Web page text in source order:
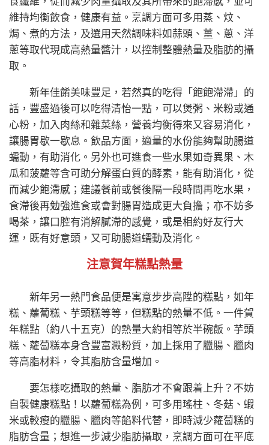
維持均衡飲食，健康有益。烹調方面可多用蒸、炆、
焗、煮的方法，及選用天然調味料如蒜頭、薑、蔥、洋
蔥等取代現成高熱量醬汁，以控制整體熱量及脂肪的攝
取。
新年佳餚美味豐足，若然真的吃得「飽飽滯滯」的
話，豐盛過後可以吃得清怡一點，可以煲粥、米粉或通
心粉，加入肉絲和雜菜絲，營養均衡得來又容易消化，
讓腸胃歇一歇息。飲品方面，適量的水份能夠幫助腸道
蠕動，有助消化。另外也可進食一些水果如奇異果、木
瓜和菠蘿等含可助分解蛋白質的酵素，能有助消化，從
而減少飽滯感；建議餐前或餐後隔一段時間再吃水果，
食滯後再勉強進食或會對腸胃造成更大負擔；亦不妨多
喝茶，讓口腔有消解膩滯的感覺，或是相約好友行大
運，既有好意頭，又可助腸道蠕動及消化。
注意賀年糕點熱量
新年另一熱門食品便是寓意步步高陞的糕點，如年
糕、蘿蔔糕、芋頭糕等等，但糕點的熱量不低。一件賀
年糕點（約八十五克）的熱量大約相等於半碗飯。芋頭
糕、蘿蔔糕本身含豐富澱粉質，加上採用了臘腸、臘肉
等高脂材料，令其脂肪含量增加。
要怎樣吃攝取的熱量、脂肪才不會跟着上升？不妨
自製健康糕點！以蘿蔔糕為例，可多用瑤柱、冬菇、蝦
米或較瘦的臘腸、臘肉等餡料代替，即時減少蘿蔔糕的
脂肪含量；想進一步減少脂肪攝取，烹調方面可在平底